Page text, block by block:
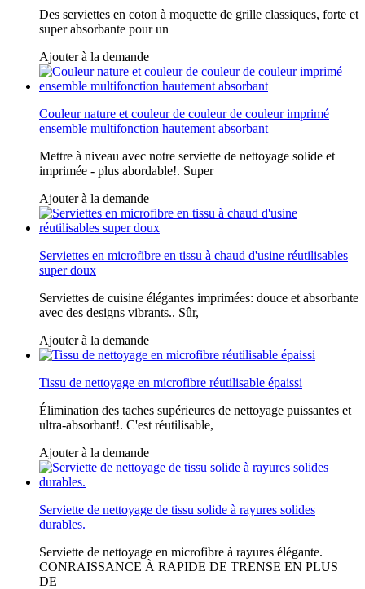
Des serviettes en coton à moquette de grille classiques, forte et
super absorbante pour un
Ajouter à la demande
Couleur nature et couleur de couleur de couleur imprimé
ensemble multifonction hautement absorbant
Mettre à niveau avec notre serviette de nettoyage solide et
imprimée - plus abordable!. Super
Ajouter à la demande
Serviettes en microfibre en tissu à chaud d'usine réutilisables
super doux
Serviettes de cuisine élégantes imprimées: douce et absorbante
avec des designs vibrants.. Sûr,
Ajouter à la demande
Tissu de nettoyage en microfibre réutilisable épaissi
Élimination des taches supérieures de nettoyage puissantes et
ultra-absorbant!. C'est réutilisable,
Ajouter à la demande
Serviette de nettoyage de tissu solide à rayures solides
durables.
Serviette de nettoyage en microfibre à rayures élégante.
CONRAISSANCE À RAPIDE DE TRENSE EN PLUS
DE